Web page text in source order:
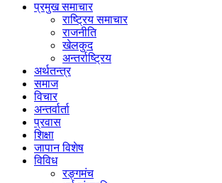
प्रमुख समाचार
राष्ट्रिय समाचार
राजनीति
खेलकुद
अन्तर्राष्ट्रिय
अर्थतन्त्र
समाज
विचार
अन्तर्वार्ता
प्रवास
शिक्षा
जापान विशेष
विविध
रङ्गमंच